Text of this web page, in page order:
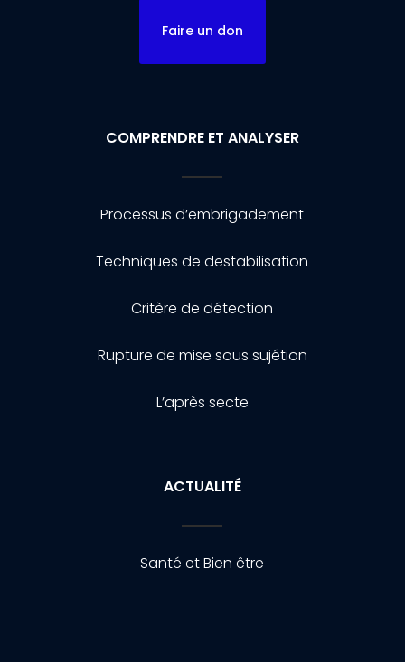
Faire un don
COMPRENDRE ET ANALYSER
Processus d’embrigadement
Techniques de destabilisation
Critère de détection
Rupture de mise sous sujétion
L’après secte
ACTUALITÉ
Santé et Bien être